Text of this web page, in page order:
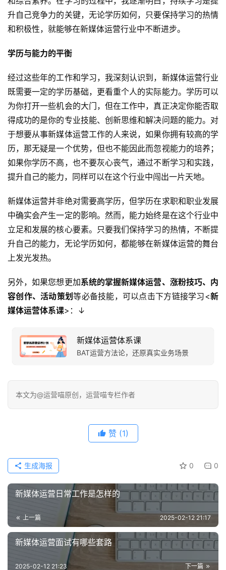
升自己竞争力的关键，无论学历如何，只要保持学习的热情
和积极性，就能够在新媒体运营行业中不断进步。
学历与能力的平衡
经过这些年的工作和学习，我深刻认识到，新媒体运营行业
既需要一定的学历基础，更看重个人的实际能力。学历可以
为你打开一些机会的大门，但在工作中，真正决定你能否取
得成功的是你的专业技能、创新思维和解决问题的能力。对
于想要从事新媒体运营工作的人来说，如果你拥有较高的学
历，那无疑是一个优势，但也不能因此而忽视能力的培养；
如果你学历不高，也不要灰心丧气，通过不断学习和实践，
提升自己的能力，同样可以在这个行业中闯出一片天地。
新媒体运营并非绝对需要高学历，但学历在求职和职业发展
中确实会产生一定的影响。然而，能力始终是在这个行业中
立足和发展的核心要素。只要我们保持学习的热情，不断提
升自己的能力，无论学历如何，都能够在新媒体运营的舞台
上发光发热。
另外，如果您想更加系统的掌握新媒体运营、涨粉技巧、内
容创作、活动策划等必备技能，可以点击下方链接学习<新
媒体运营体系课>：↓
新媒体运营体系课
BAT运营方法论，还原真实业务场景
本文为@运营喵原创，运营喵专栏作者
赞 (1)
0 0
生成海报
新媒体运营日常工作是怎样的
上一篇 2025-02-12 21:17
新媒体运营面试有哪些套路
下一篇
2025-02-12 21:23